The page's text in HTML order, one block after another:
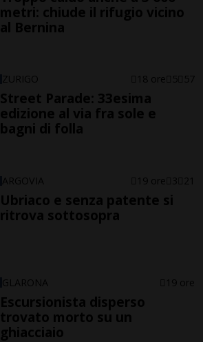
metri: chiude il rifugio vicino
al Bernina
ZURIGO 18 ore 5 57
Street Parade: 33esima
edizione al via fra sole e
bagni di folla
ARGOVIA 19 ore 3 21
Ubriaco e senza patente si
ritrova sottosopra
GLARONA 19 ore
Escursionista disperso
trovato morto su un
ghiacciaio